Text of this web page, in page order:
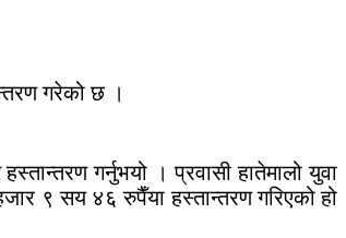
गरेको छ ।
गर्नुभयो । प्रवासी हातेमालो युवा
९ सय ४६ रुपैँया हस्तान्तरण गरिएको हो